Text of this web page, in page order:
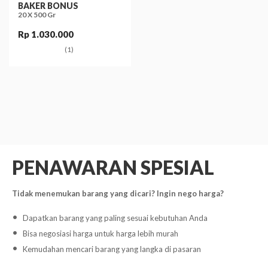
BAKER BONUS
20 X 500 Gr
Rp 1.030.000
(1)
PENAWARAN SPESIAL
Tidak menemukan barang yang dicari? Ingin nego harga?
Dapatkan barang yang paling sesuai kebutuhan Anda
Bisa negosiasi harga untuk harga lebih murah
Kemudahan mencari barang yang langka di pasaran